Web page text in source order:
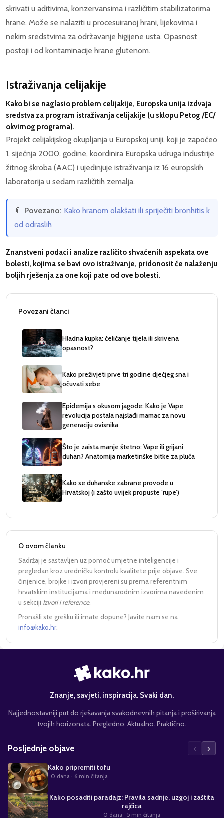
skrivati u aditivima, konzervansima i različitim stabilizatorima
hrane. Može se nalaziti u procesuiranoj hrani, lijekovima i
nekim sredstvima za održavanje higijene usta. Opasnost
postoji i od kontaminacije hrane glutenom.
Istraživanja celijakije
Kako bi se naglasio problem celijakije, Europska unija izdvaja
sredstva za program istraživanja celijakije (u sklopu Petog /EC/
okvirnog programa).
Projekt celijakijskog okupljanja u Europskoj uniji, koji je započeo
1. siječnja 2000. godine, koordinira Europska udruga industrije
žitnog škroba (AAC) i ujedinjuje istraživanja iz 16 europskih
laboratorija u sedam različitih zemalja.
📎 Povezano: Kako hranom olakšati ili spriječiti bronhitis k
od odraslih
Znanstveni podaci i analize različito shvaćenih aspekata ove
bolesti, kojima se bavi ovo istraživanje, pridonosit će nalaženju
boljih rješenja za one koji pate od ove bolesti.
Povezani članci
Hladna kupka: čeličanje tijela ili skrivena
opasnost?
Kako preživjeti prve tri godine dječjeg sna i
očuvati sebe
Epidemija s okusom jagode: Kako je Vape
revolucija postala najslađi mamac za novu
generaciju ovisnika
Što je zaista manje štetno: Vape ili grijani
duhan? Anatomija marketinške bitke za pluća
Kako se duhanske zabrane provode u
Hrvatskoj (i zašto uvijek propuste ‘rupe’)
O ovom članku
Sadržaj je sastavljen uz pomoć umjetne inteligencije i
pregledan kroz uredničku kontrolu kvalitete prije objave. Sve
činjenice, brojke i izvori provjereni su prema referentnim
hrvatskim institucijama i međunarodnim izvorima navedenim
u sekciji Izvori i reference.
Pronašli ste grešku ili imate dopune? Javite nam se na
info@kako.hr.
Znanje, savjeti, inspiracija. Svaki dan.
Najjednostavniji put do rješavanja svakodnevnih pitanja i proširivanja
tvojih horizonata. Pregledno. Aktualno. Praktično.
Posljednje objave ‹ ›
Kako pripremiti tofu
0 dana· 6 min čitanja
Kako posaditi paradajz: Pravila sadnje, uzgoj i zaštita
rajčica
0 dana · 5 min čitanja